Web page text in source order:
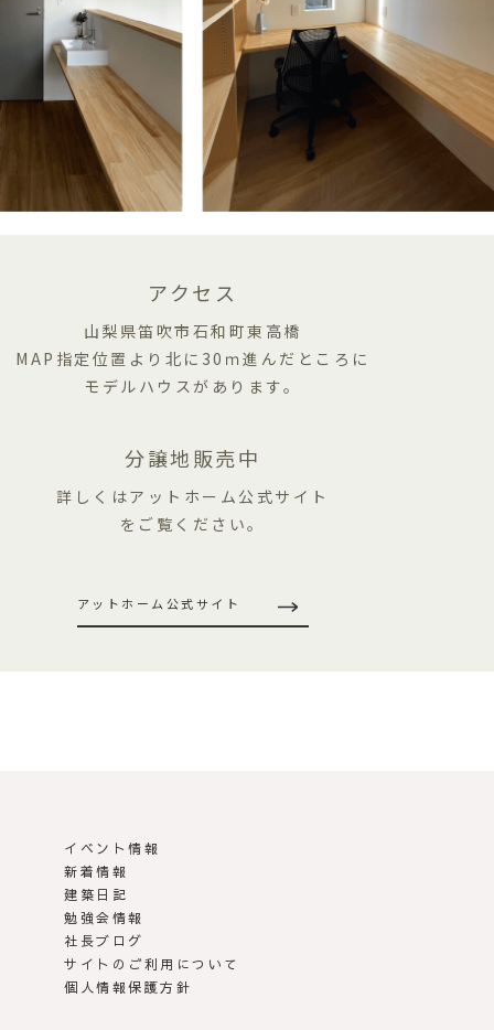
アクセス
山梨県笛吹市石和町東高橋
MAP指定位置より北に30ｍ進んだところに
モデルハウスがあります。
分譲地販売中
詳しくはアットホーム公式サイト
をご覧ください。
アットホーム公式サイト
イベント情報
新着情報
建築日記
勉強会情報
社長ブログ
サイトのご利用について
個人情報保護方針